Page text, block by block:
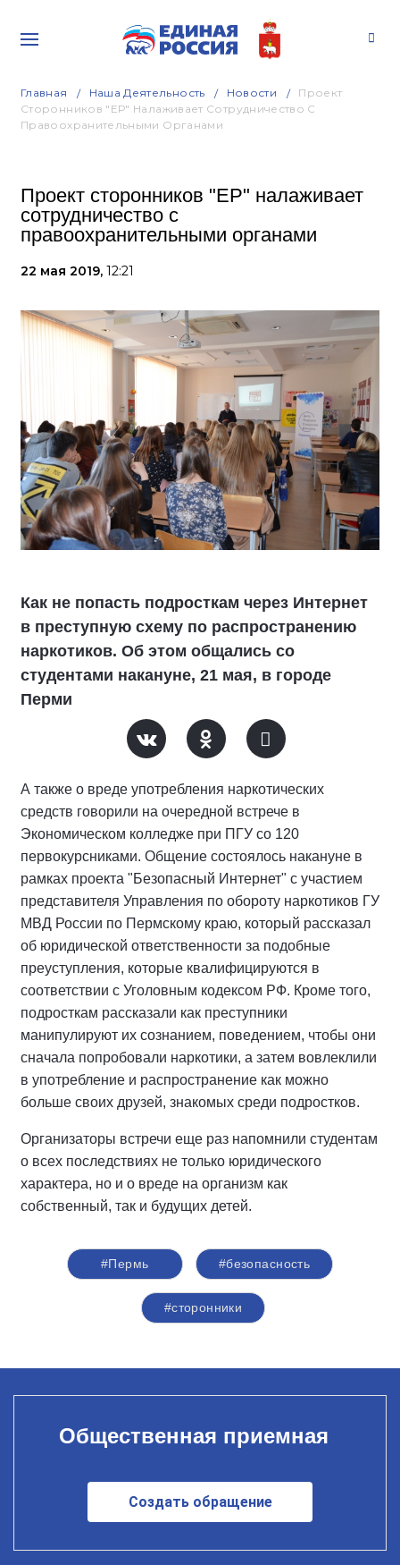
Главная Наша Деятельность Новости
Проект
Сторонников "ЕР" Налаживает Сотрудничество С
Правоохранительными Органами
Проект сторонников "ЕР" налаживает
сотрудничество с
правоохранительными органами
22 мая 2019, 12:21
Как не попасть подросткам через Интернет
в преступную схему по распространению
наркотиков. Об этом общались со
студентами накануне, 21 мая, в городе
Перми
А также о вреде употребления наркотических
средств говорили на очередной встрече в
Экономическом колледже при ПГУ со 120
первокурсниками. Общение состоялось накануне в
рамках проекта "Безопасный Интернет" с участием
представителя Управления по обороту наркотиков ГУ
МВД России по Пермскому краю, который рассказал
об юридической ответственности за подобные
преуступления, которые квалифицируются в
соответствии с Уголовным кодексом РФ. Кроме того,
подросткам рассказали как преступники
манипулируют их сознанием, поведением, чтобы они
сначала попробовали наркотики, а затем вовлеклили
в употребление и распространение как можно
больше своих друзей, знакомых среди подростков.
Организаторы встречи еще раз напомнили студентам
о всех последствиях не только юридического
характера, но и о вреде на организм как
собственный, так и будущих детей.
#Пермь #безопасность
#сторонники
Общественная приемная
Создать обращение